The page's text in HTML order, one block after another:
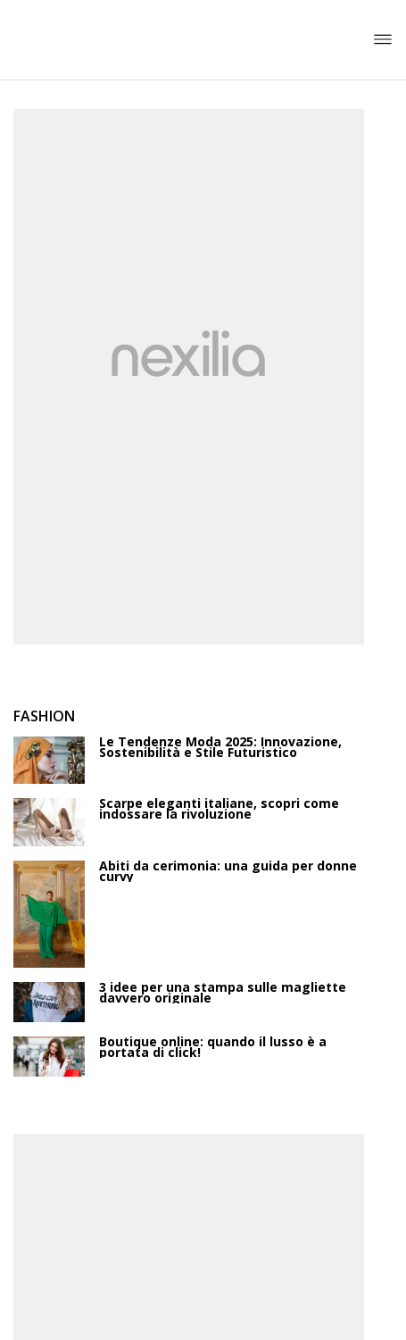
FASHION
Le Tendenze Moda 2025: Innovazione,
Sostenibilità e Stile Futuristico
Scarpe eleganti italiane, scopri come
indossare la rivoluzione
Abiti da cerimonia: una guida per donne
curvy
3 idee per una stampa sulle magliette
davvero originale
Boutique online: quando il lusso è a
portata di click!